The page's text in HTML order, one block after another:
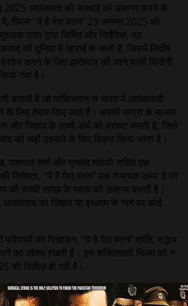
2025 आतंकवाद की सच्चाई को उजागर करने के
फिल्म “ये है मेरा वतन” 29 अगस्त 2025 को
पाशा द्वारा निर्मित और निर्देशित, यह
की दुनिया में गहराई से जाती है, जिसमें निर्दोष
करने के लिए इस्तेमाल की जाने वाली घिनौनी
गया है।
बताती है जो पाकिस्तान से भारत में आतंकवादी
के लिए तैयार किए जाते हैं। उनकी यात्रा के माध्यम
और जिहाद के सच्चे अर्थ को प्रकट करती है, जिसे
को सही ठहराने के लिए विकृत किया जाता है।
यशपाल शर्मा और प्रमोद महोथो सहित एक
विशेषता, “ये है मेरा वतन” एक रोमांचक कथा है जो
की सच्ची समझ के महत्व को उजागर करती है।
का जिहाद या इस्लाम के नाम पर कोई
को दिखाकर, “ये है मेरा वतन” शांति, सद्भाव
का उद्देश्य रखती है। इस शक्तिशाली फिल्म को न
रिलीज़ हो रही है।